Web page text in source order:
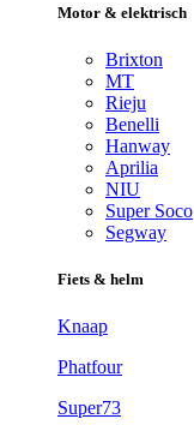
Motor & elektrisch
Brixton
MT
Rieju
Benelli
Hanway
Aprilia
NIU
Super Soco
Segway
Fiets & helm
Knaap
Phatfour
Super73